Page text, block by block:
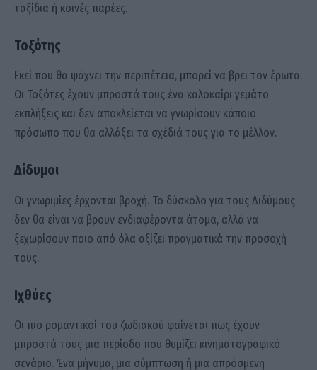
ταξίδια ή κοινές παρέες.
Τοξότης
Εκεί που θα ψάχνει την περιπέτεια, μπορεί να βρει τον έρωτα.
Οι Τοξότες έχουν μπροστά τους ένα καλοκαίρι γεμάτο
εκπλήξεις και δεν αποκλείεται να γνωρίσουν κάποιο
πρόσωπο που θα αλλάξει τα σχέδιά τους για το μέλλον.
Δίδυμοι
Οι γνωριμίες έρχονται βροχή. Το δύσκολο για τους Διδύμους
δεν θα είναι να βρουν ενδιαφέροντα άτομα, αλλά να
ξεχωρίσουν ποιο από όλα αξίζει πραγματικά την προσοχή
τους.
Ιχθύες
Οι πιο ρομαντικοί του ζωδιακού φαίνεται πως έχουν
μπροστά τους μια περίοδο που θυμίζει κινηματογραφικό
σενάριο. Ένα μήνυμα, μια σύμπτωση ή μια απρόσμενη